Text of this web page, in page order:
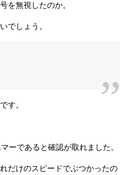
を無視したのか。
でしょう。
す。
ーであると確認が取れました。
だけのスピードでぶつかったの